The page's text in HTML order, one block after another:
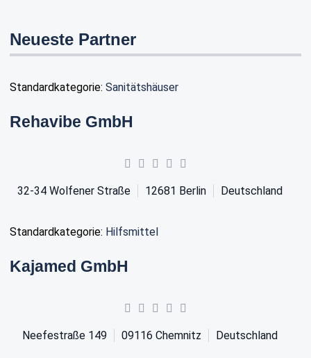
Neueste Partner
Standardkategorie: Sanitätshäuser
Rehavibe GmbH
32-34 Wolfener Straße 12681 Berlin Deutschland
Standardkategorie: Hilfsmittel
Kajamed GmbH
Neefestraße 149 09116 Chemnitz Deutschland